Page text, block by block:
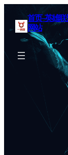
首页–英雄
网站